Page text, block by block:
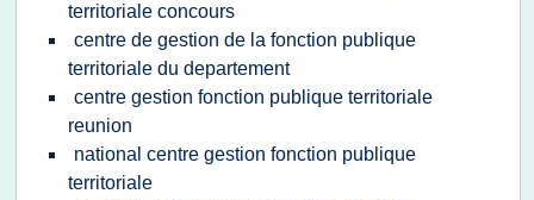
territoriale concours
centre de gestion de la fonction publique
territoriale du departement
centre gestion fonction publique territoriale
reunion
national centre gestion fonction publique
territoriale